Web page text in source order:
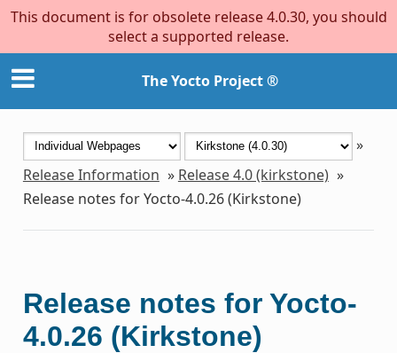
This document is for obsolete release 4.0.30, you should
select a supported release.
The Yocto Project ®
»
Release Information » Release 4.0 (kirkstone) »
Release notes for Yocto-4.0.26 (Kirkstone)
Release notes for Yocto-
4.0.26 (Kirkstone)